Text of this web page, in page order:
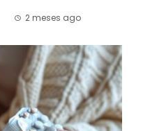
2 meses ago